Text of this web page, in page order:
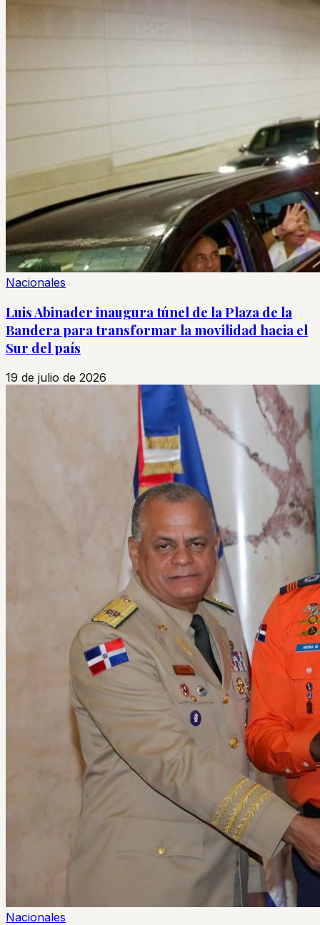
Nacionales
Luis Abinader inaugura túnel de la Plaza de la
Bandera para transformar la movilidad hacia el
Sur del país
19 de julio de 2026
Nacionales